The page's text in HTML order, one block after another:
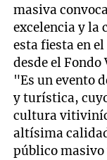
masiva
excelencia y la
esta fiesta en
desde el
"Es un evento
y turística,
cultura
altísima
público masivo